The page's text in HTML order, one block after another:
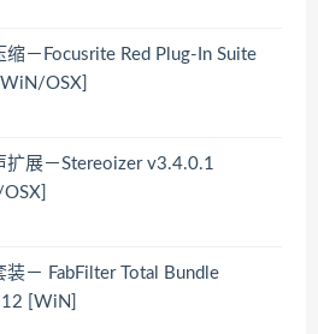
缩－Focusrite Red Plug-In Suite
OSX]
扩展－Stereoizer v3.4.0.1
装－ FabFilter Total Bundle
[WiN]